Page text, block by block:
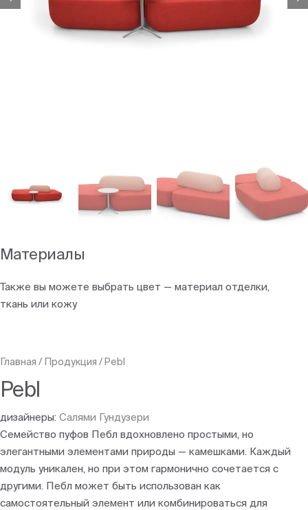
Материалы
Также вы можете выбрать цвет — материал отделки,
ткань или кожу
Главная / Продукция / Pebl
Pebl
дизайнеры: Салями Гундузери
Семейство пуфов Пебл вдохновлено простыми, но
элегантными элементами природы — камешками. Каждый
модуль уникален, но при этом гармонично сочетается с
другими. Пебл может быть использован как
самостоятельный элемент или комбинироваться для